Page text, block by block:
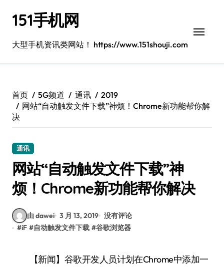
151手机网
大型手机资讯类网站！ https://www.151shouji.com
首页 5G频道 通讯
2019
网站“自动触发文件下载”神烦！Chrome新功能帮你解
决
通讯
网站“自动触发文件下载”神
烦！Chrome新功能帮你解决
由 dawei 3 月 13, 2019 没有评论
#iF #自动触发文件下载 #谷歌浏览器
【新闻】谷歌开发人员计划在Chrome中添加一